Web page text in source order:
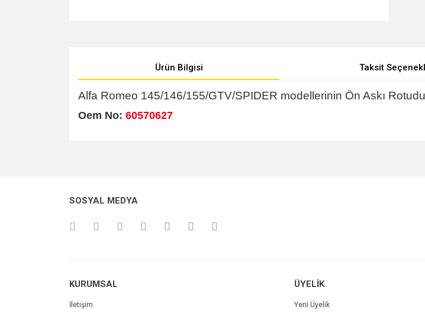
Ürün Bilgisi Taksit
Alfa Romeo 145/146/155/GTV/SPIDER modellerinin Ön Askı
Oem No: 60570627
Ürün açıklamasında eksik bilgiler bulunuyor.
SOSYAL MEDYA
KURUMSAL
İletişim
ÜYELİK
Yeni Üyelik